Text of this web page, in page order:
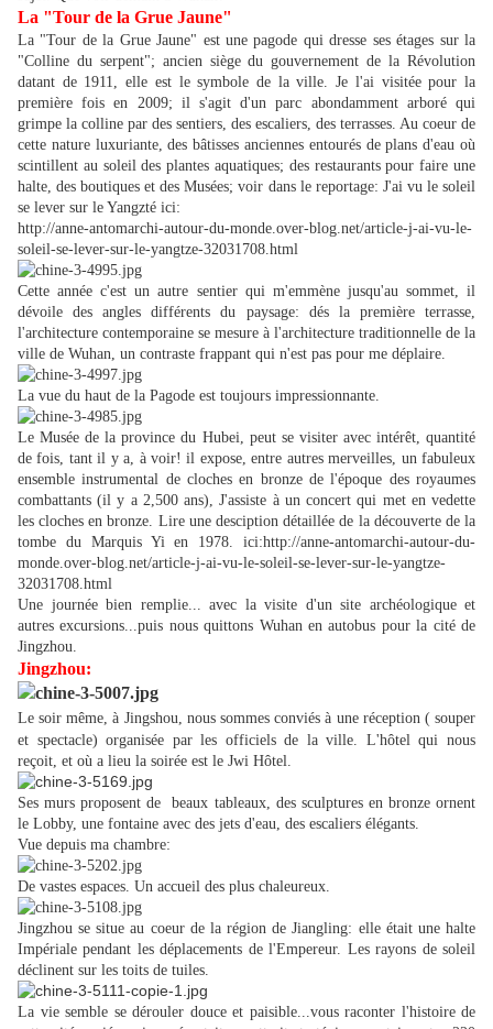
La "Tour de la Grue Jaune"
La "Tour de la Grue Jaune" est une pagode qui dresse ses étages sur la
"Colline du serpent"; ancien siège du gouvernement de la Révolution
datant de 1911, elle est le symbole de la ville. Je l'ai visitée pour la
première fois en 2009; il s'agit d'un parc abondamment arboré qui
grimpe la colline par des sentiers, des escaliers, des terrasses. Au coeur de
cette nature luxuriante, des bâtisses anciennes entourés de plans d'eau où
scintillent au soleil des plantes aquatiques; des restaurants pour faire une
halte, des boutiques et des Musées; voir dans le reportage: J'ai vu le soleil
se lever sur le Yangzté ici:
http://anne-antomarchi-autour-du-monde.over-blog.net/article-j-ai-vu-le-
soleil-se-lever-sur-le-yangtze-32031708.html
Cette année c'est un autre sentier qui m'emmène jusqu'au sommet, il
dévoile des angles différents du paysage: dés la première terrasse,
l'architecture contemporaine se mesure à l'architecture traditionnelle de la
ville de Wuhan, un contraste frappant qui n'est pas pour me déplaire.
La vue du haut de la Pagode est toujours impressionnante.
Le Musée de la province du Hubei, peut se visiter avec intérêt, quantité
de fois, tant il y a, à voir! il expose, entre autres merveilles, un fabuleux
ensemble instrumental de cloches en bronze de l'époque des royaumes
combattants (il y a 2,500 ans), J'assiste à un concert qui met en vedette
les cloches en bronze. Lire une desciption détaillée de la découverte de la
tombe du Marquis Yi en 1978. ici:http://anne-antomarchi-autour-du-
monde.over-blog.net/article-j-ai-vu-le-soleil-se-lever-sur-le-yangtze-
32031708.html
Une journée bien remplie... avec la visite d'un site archéologique et
autres excursions...puis nous quittons Wuhan en autobus pour la cité de
Jingzhou.
Jingzhou:
Le soir même, à Jingshou, nous sommes conviés à une réception ( souper
et spectacle) organisée par les officiels de la ville. L'hôtel qui nous
reçoit, et où a lieu la soirée est le Jwi Hôtel.
Ses murs proposent de beaux tableaux, des sculptures en bronze ornent
le Lobby, une fontaine avec des jets d'eau, des escaliers élégants.
Vue depuis ma chambre:
De vastes espaces. Un accueil des plus chaleureux.
Jingzhou se situe au coeur de la région de Jiangling: elle était une halte
Impériale pendant les déplacements de l'Empereur. Les rayons de soleil
déclinent sur les toits de tuiles.
La vie semble se dérouler douce et paisible...vous raconter l'histoire de